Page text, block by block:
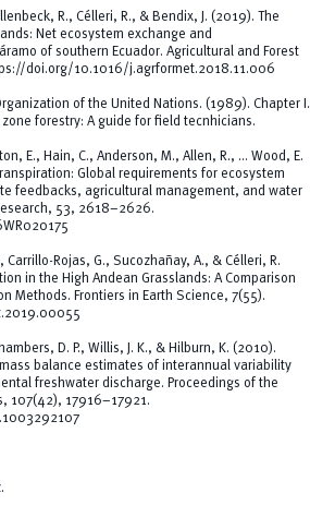
R., Célleri, R., & Bendix, J. (2019). The
Net ecosystem exchange and
of southern Ecuador. Agricultural and Forest
doi.org/10.1016/j.agrformet.2018.11.006
Organization of the United Nations. (1989). Chapter I.
zone forestry: A guide for field tecnhicians.
E., Hain, C., Anderson, M., Allen, R., … Wood, E.
Global requirements for ecosystem
feedbacks, agricultural management, and water
, 53, 2618–2626.
Carrillo-Rojas, G., Sucozhañay, A., & Célleri, R.
in the High Andean Grasslands: A Comparison
Methods. Frontiers in Earth Science, 7(55).
D. P., Willis, J. K., & Hilburn, K. (2010).
balance estimates of interannual variability
freshwater discharge. Proceedings of the
, 107(42), 17916–17921.